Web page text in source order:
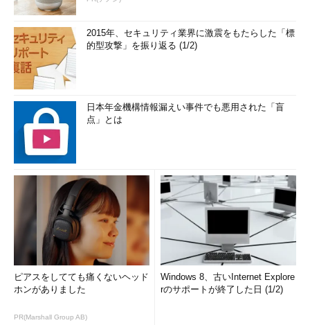
2015年、セキュリティ業界に激震をもたらした「標
的型攻撃」を振り返る (1/2)
日本年金機構情報漏えい事件でも悪用された「盲
点」とは
ピアスをしてても痛くないヘッド
ホンがありました
PR(Marshall Group AB)
Windows 8、古いInternet Explore
rのサポートが終了した日 (1/2)